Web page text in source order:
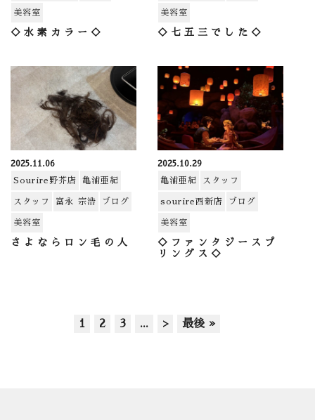
美容室
◇水素カラー◇
美容室
◇七五三でした◇
2025.11.06
Sourire野芥店
亀浦亜紀
スタッフ 富永 宗浩 ブログ
美容室
さよならロン毛の人
2025.10.29
亀浦亜紀
スタッフ
sourire西新店 ブログ
美容室
◇ファンタジースプ
リングス◇
1 2 3 ... > 最後 »